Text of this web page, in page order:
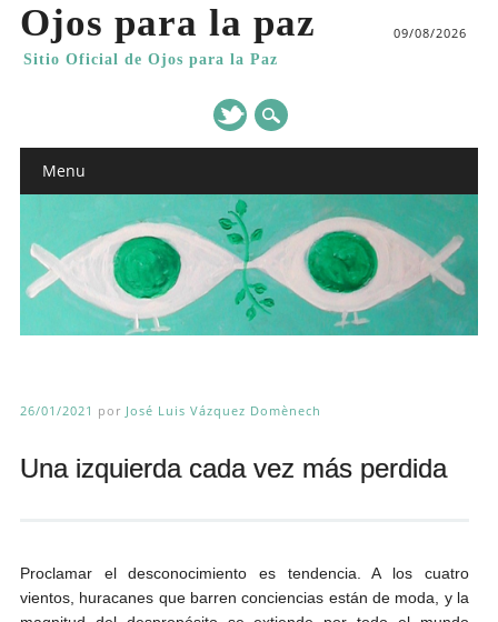
Ojos para la paz
Sitio Oficial de Ojos para la Paz
09/08/2026
Main menu
Menu
26/01/2021 por José Luis Vázquez Domènech
Una izquierda cada vez más perdida
Proclamar el desconocimiento es tendencia. A los cuatro
vientos, huracanes que barren conciencias están de moda, y la